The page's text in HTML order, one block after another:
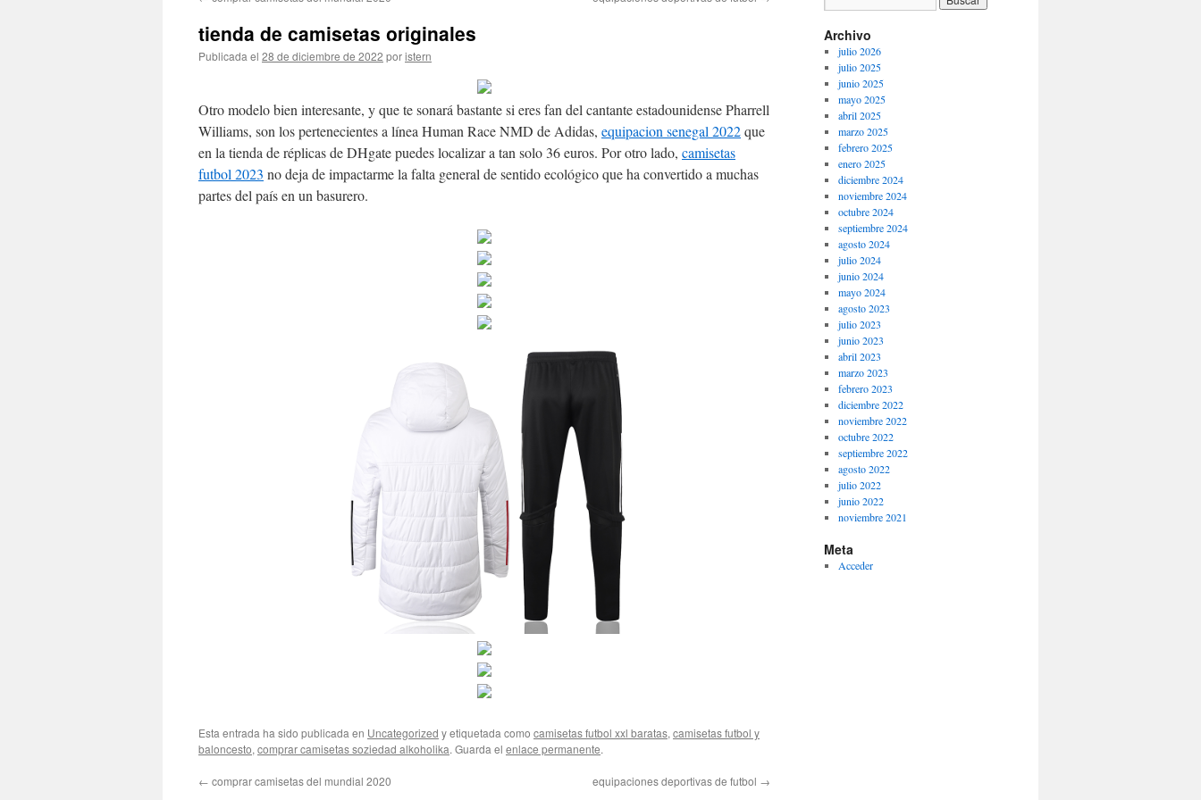
contenido
tienda de camisetas originales
Publicada el 28 de diciembre de 2022 poristern
Otro modelo bien interesante, y que te sonará bastante si eres fan del cantante estadounidense Pharrell
Williams, son los pertenecientes a línea Human Race NMD de Adidas, equipacion senegal 2022que
en la tienda de réplicas de DHgate puedes localizar a tan solo 36 euros. Por otro lado, camisetas
futbol 2023 no deja de impactarme la falta general de sentido ecológico que ha convertido a muchas
partes del país en un basurero.
Esta entrada ha sido publicada en Uncategorized y etiquetada como camisetas futbol xxl baratas, camisetas futbol y
baloncesto, comprar camisetas soziedad alkoholika. Guarda el enlace permanente.
← comprar camisetas del mundial 2020 equipaciones deportivas de futbol →
Archivo
julio 2026
julio 2025
junio 2025
mayo 2025
abril 2025
marzo 2025
febrero 2025
enero 2025
diciembre 2024
noviembre 2024
octubre 2024
septiembre 2024
agosto 2024
julio 2024
junio 2024
mayo 2024
agosto 2023
julio 2023
junio 2023
abril 2023
marzo 2023
febrero 2023
diciembre 2022
noviembre 2022
octubre 2022
septiembre 2022
agosto 2022
julio 2022
junio 2022
noviembre 2021
Meta
Acceder